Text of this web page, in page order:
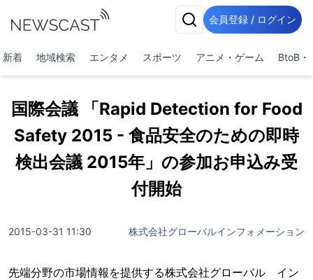
会員登録 / ログイン
新着 地域検索 エンタメ スポーツ アニメ・ゲーム BtoB・
国際会議 「Rapid Detection for Food
Safety 2015 - 食品安全のための即時
検出会議 2015年」の参加お申込み受
付開始
2015-03-31 11:30 株式会社グローバルインフォメーション
先端分野の市場情報を提供する株式会社グローバル イン